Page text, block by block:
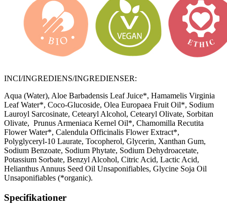
INCI/INGREDIENS/INGREDIENSER:
Aqua (Water), Aloe Barbadensis Leaf Juice*, Hamamelis Virginia
Leaf Water*, Coco-Glucoside, Olea Europaea Fruit Oil*, Sodium
Lauroyl Sarcosinate, Cetearyl Alcohol, Cetearyl Olivate, Sorbitan
Olivate, Prunus Armeniaca Kernel Oil*, Chamomilla Recutita
Flower Water*, Calendula Officinalis Flower Extract*,
Polyglyceryl-10 Laurate, Tocopherol, Glycerin, Xanthan Gum,
Sodium Benzoate, Sodium Phytate, Sodium Dehydroacetate,
Potassium Sorbate, Benzyl Alcohol, Citric Acid, Lactic Acid,
Helianthus Annuus Seed Oil Unsaponifiables, Glycine Soja Oil
Unsaponifiables (*organic).
Specifikationer